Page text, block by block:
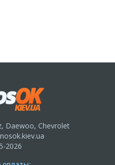
Daewoo, Chevrolet
2026